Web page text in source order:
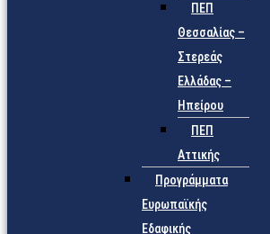
ΠΕΠ
Θεσσαλίας –
Στερεάς
Ελλάδας –
Ηπείρου
ΠΕΠ
Αττικής
Προγράμματα
Ευρωπαϊκής
Εδαφικής